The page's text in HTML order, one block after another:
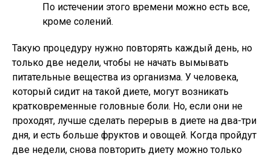
По истечении этого времени можно есть все,
кроме солений.
Такую процедуру нужно повторять каждый день, но
только две недели, чтобы не начать вымывать
питательные вещества из организма. У человека,
который сидит на такой диете, могут возникать
кратковременные головные боли. Но, если они не
проходят, лучше сделать перерыв в диете на два-три
дня, и есть больше фруктов и овощей. Когда пройдут
две недели, снова повторить диету можно только